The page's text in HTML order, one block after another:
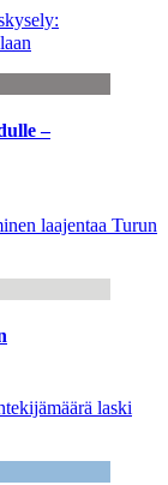
–
laajentaa Turun
laski